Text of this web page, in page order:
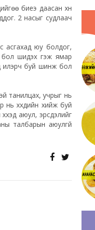
биеэ даасан хүн
2 насыг судлаач
асгахад юу болдог,
шидэх гэж ямар
илэрч буй шинж бол
танилцах, учрыг нь
хүүхдийн хийж буй
аюул, эрсдэлийг
талбарын аюулгүй